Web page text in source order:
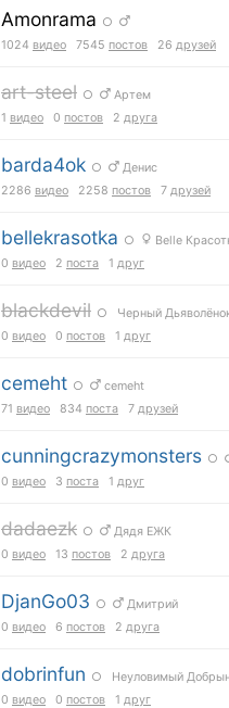
Amonrama ○
1024 видео 7545 постов 26 друзей
art-steel ○
Артем
1 видео 0 постов 2 друга
barda4ok ○
Денис
2286 видео 2258 постов 7 друзей
bellekrasotka ○
Belle
0 видео 2 поста 1 друг
blackdevil ○ Черный
0 видео 0 постов 1 друг
cemeht ○
cemeht
71 видео 834 поста 7 друзей
cunningcrazymonsters ○
0 видео 3 поста 1 друг
dadaezk ○
Дядя ЕЖК
0 видео 13 постов 2 друга
DjanGo03 ○
Дмитрий
0 видео 6 постов 2 друга
dobrinfun ○ Неуловимый
0 видео 0 постов 1 друг